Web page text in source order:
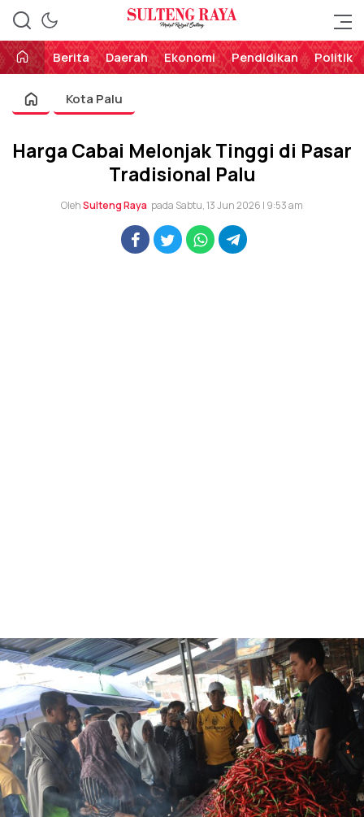
Sulteng Raya
Perekat Rakyat Sulteng
Berita
Daerah Ekonomi Pendidikan Politik
Kota Palu
Harga Cabai Melonjak Tinggi di Pasar
Tradisional Palu
OlehSulteng Raya pada Sabtu, 13 Jun 2026 | 9:53 am